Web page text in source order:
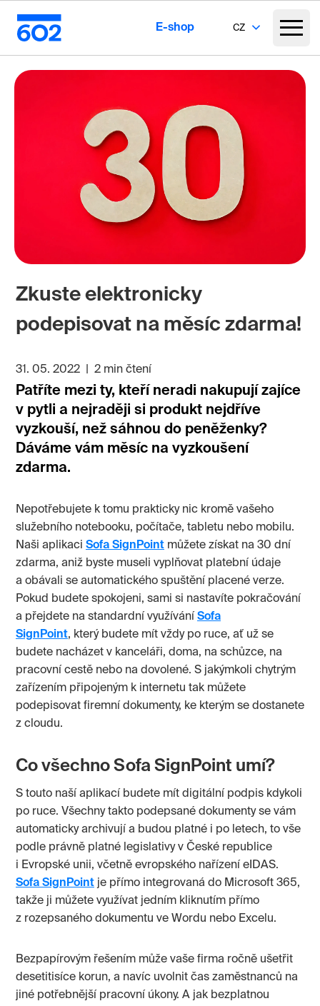
E-shop CZ
Zkuste elektronicky
podepisovat na měsíc zdarma!
31. 05. 2022 2 min čtení
Patříte mezi ty, kteří neradi nakupují zajíce
v pytli a nejraději si produkt nejdříve
vyzkouší, než sáhnou do peněženky?
Dáváme vám měsíc na vyzkoušení
zdarma.
Nepotřebujete k tomu prakticky nic kromě vašeho
služebního notebooku, počítače, tabletu nebo mobilu.
Naši aplikaci Sofa SignPoint můžete získat na 30 dní
zdarma, aniž byste museli vyplňovat platební údaje
a obávali se automatického spuštění placené verze.
Pokud budete spokojeni, sami si nastavíte pokračování
a přejdete na standardní využívání Sofa
SignPoint, který budete mít vždy po ruce, ať už se
budete nacházet v kanceláři, doma, na schůzce, na
pracovní cestě nebo na dovolené. S jakýmkoli chytrým
zařízením připojeným k internetu tak můžete
podepisovat firemní dokumenty, ke kterým se dostanete
z cloudu.
Co všechno Sofa SignPoint umí?
S touto naší aplikací budete mít digitální podpis kdykoli
po ruce. Všechny takto podepsané dokumenty se vám
automaticky archivují a budou platné i po letech, to vše
podle právně platné legislativy v České republice
i Evropské unii, včetně evropského nařízení eIDAS.
Sofa SignPoint je přímo integrovaná do Microsoft 365,
takže ji můžete využívat jedním kliknutím přímo
z rozepsaného dokumentu ve Wordu nebo Excelu.
Bezpapírovým řešením může vaše firma ročně ušetřit
desetitisíce korun, a navíc uvolnit čas zaměstnanců na
jiné potřebnější pracovní úkony. A jak bezplatnou